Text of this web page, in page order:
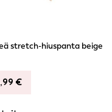
stretch-hiuspanta beige
€